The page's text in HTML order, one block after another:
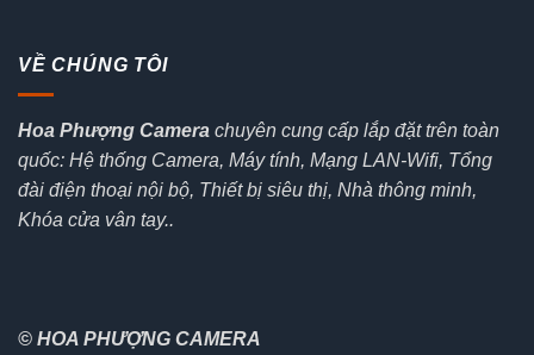
VỀ CHÚNG TÔI
Hoa Phượng Camera chuyên cung cấp lắp đặt trên toàn
quốc: Hệ thống Camera, Máy tính, Mạng LAN-Wifi, Tổng
đài điện thoại nội bộ, Thiết bị siêu thị, Nhà thông minh,
Khóa cửa vân tay..
© HOA PHƯỢNG CAMERA